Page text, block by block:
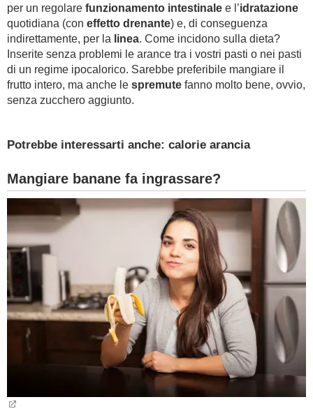
per un regolare funzionamento intestinale e l’idratazione
quotidiana (con effetto drenante) e, di conseguenza
indirettamente, per la linea. Come incidono sulla dieta?
Inserite senza problemi le arance tra i vostri pasti o nei pasti
di un regime ipocalorico. Sarebbe preferibile mangiare il
frutto intero, ma anche le spremute fanno molto bene, ovvio,
senza zucchero aggiunto.
Potrebbe interessarti anche: calorie arancia
Mangiare banane fa ingrassare?